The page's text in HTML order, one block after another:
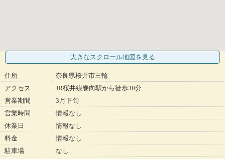
大きなスクロール地図 を見る
住所
奈良県桜井市三輪
アクセス
JR桜井線巻向駅から徒歩30分
営業期間
3月下旬
営業時間
情報なし
休業日
情報なし
料金
情報なし
駐車場
なし